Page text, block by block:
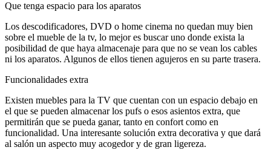
Que tenga espacio para los aparatos
Los descodificadores, DVD o home cinema no quedan muy bien
sobre el mueble de la tv, lo mejor es buscar uno donde exista la
posibilidad de que haya almacenaje para que no se vean los cables
ni los aparatos. Algunos de ellos tienen agujeros en su parte trasera.
Funcionalidades extra
Existen muebles para la TV que cuentan con un espacio debajo en
el que se pueden almacenar los pufs o esos asientos extra, que
permitirán que se pueda ganar, tanto en confort como en
funcionalidad. Una interesante solución extra decorativa y que dará
al salón un aspecto muy acogedor y de gran ligereza.